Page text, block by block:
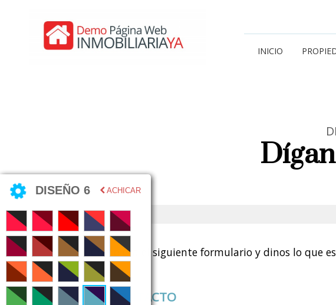
DISEÑO 6 ACHICAR
INICIO
Completa el siguiente formulario y dinos lo que
CONTACTO